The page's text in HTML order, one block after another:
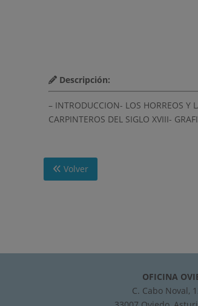
Descripción:
– INTRODUCCION- LOS HORREOS Y
CARPINTEROS DEL SIGLO XVIII-
Volver
OFICINA
C. Cabo Noval,